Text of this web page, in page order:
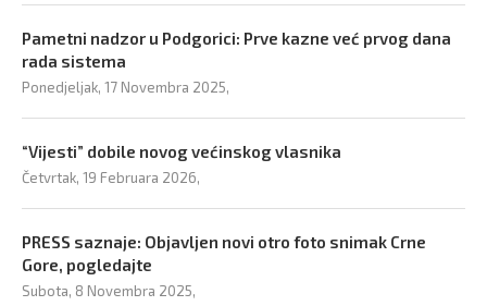
Pametni nadzor u Podgorici: Prve kazne već prvog dana
rada sistema
Ponedjeljak, 17 Novembra 2025,
“Vijesti” dobile novog većinskog vlasnika
Četvrtak, 19 Februara 2026,
PRESS saznaje: Objavljen novi otro foto snimak Crne
Gore, pogledajte
Subota, 8 Novembra 2025,